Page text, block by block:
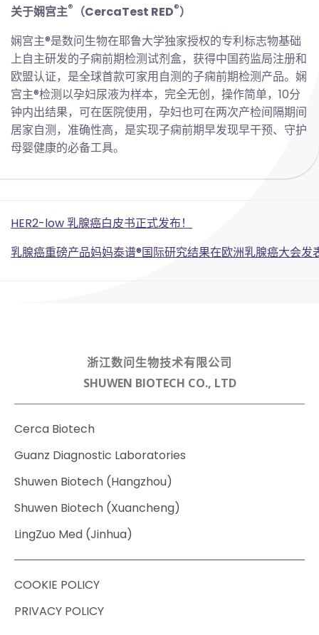
关于娴宫主® （CercaTest RED®）
娴宫主®是数问生物在耶鲁大学独家授权的专利标志物基础
上自主研发的子痫前期检测试剂盒，获得中国药监局注册和
欧盟认证，是全球首款可家用自测的子痫前期检测产品。娴
宫主®检测以孕妇尿液为样本，完全无创，操作简单，10分
钟内出结果，可在医院使用，孕妇也可在两次产检间隔期间
居家自测，准确性高，是实现子痫前期早发现早干预、守护
母婴健康的必备工具。
Post
navigation
HER2-low 乳腺癌白皮书正式发布！
Post
乳腺癌重磅产品妈妈泰谱®国际研究结果在欧洲乳腺癌大会发
浙江数问生物技术有限公司
SHUWEN BIOTECH CO., LTD
Cerca Biotech
Guanz Diagnostic Laboratories
Shuwen Biotech (Hangzhou)
Shuwen Biotech (Xuancheng)
LingZuo Med (Jinhua)
COOKIE POLICY
PRIVACY POLICY